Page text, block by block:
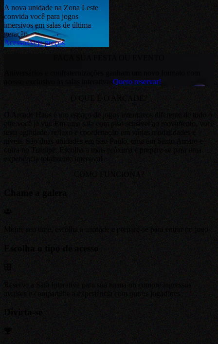
A nova unidade na Zona Leste
convida você para jogos
imersivos em salas de última
geração
AcessosVeja preços
Quero reservar!
O QUE É O ARCADE?
O Arcade Haus é um espaço de jogos interativos diferente de tudo o
que você já viu. Em uma sala com piso sensível ao movimento, você
testa agilidade, reflexo e coordenação em várias modalidades e
níveis. São duas unidades em São Paulo, uma em Santo Amaro e
outra no Tatuapé. Escolha a mais próxima e prepare-se para uma
experiência totalmente imersiva!
COMO FUNCIONA?
Chame a galera
Monte seu time, escolha a unidade e prepare-se para entrar no jogo
Escolha o tipo de acesso
Reserve a Sala Interativa para sua turma ou compre ingressos
avulsos e compartilhe a experiência com outros jogadores
Divirta-se